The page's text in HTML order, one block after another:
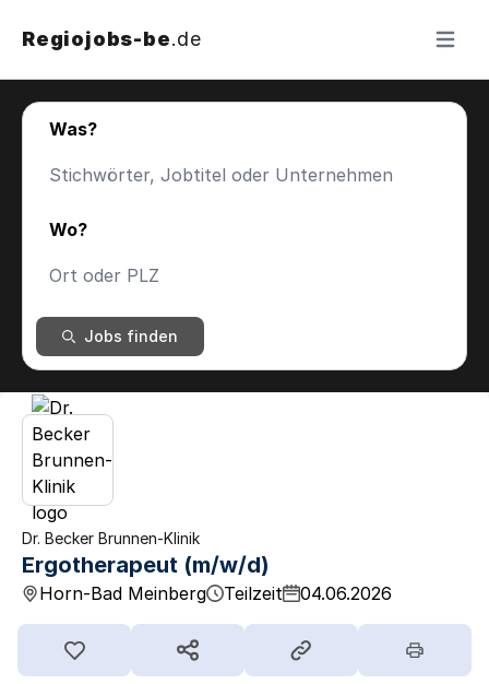
Regiojobs-be.de Menü
Was?
Wo?
Jobs finden
Dr. Becker Brunnen-Klinik
Ergotherapeut (m/w/d)
Horn-Bad Meinberg Teilzeit 04.06.2026